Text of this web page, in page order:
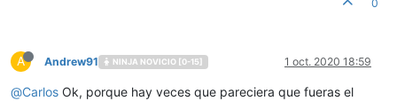
0
A Andrew91 NINJA NOVICIO [0-15] 1 oct. 2020 18:59
@Carlos Ok, porque hay veces que pareciera que fueras el